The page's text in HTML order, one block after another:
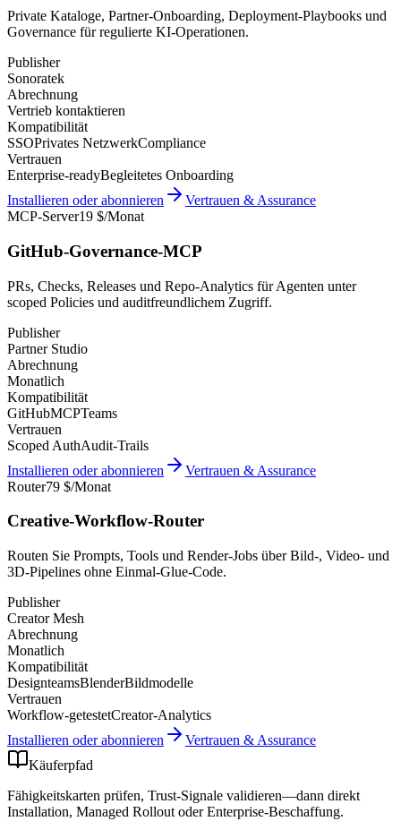
Private Kataloge, Partner-Onboarding, Deployment-Playbooks und
Governance für regulierte KI-Operationen.
Publisher
Sonoratek
Abrechnung
Vertrieb kontaktieren
Kompatibilität
SSOPrivates NetzwerkCompliance
Vertrauen
Enterprise-readyBegleitetes Onboarding
Installieren oder abonnieren
Vertrauen & Assurance
MCP-Server19 $/Monat
GitHub-Governance-MCP
PRs, Checks, Releases und Repo-Analytics für Agenten unter
scoped Policies und auditfreundlichem Zugriff.
Publisher
Partner Studio
Abrechnung
Monatlich
Kompatibilität
GitHubMCPTeams
Vertrauen
Scoped AuthAudit-Trails
Installieren oder abonnieren
Vertrauen & Assurance
Router79 $/Monat
Creative-Workflow-Router
Routen Sie Prompts, Tools und Render-Jobs über Bild-, Video- und
3D-Pipelines ohne Einmal-Glue-Code.
Publisher
Creator Mesh
Abrechnung
Monatlich
Kompatibilität
DesignteamsBlenderBildmodelle
Vertrauen
Workflow-getestetCreator-Analytics
Installieren oder abonnieren
Vertrauen & Assurance
Käuferpfad
Fähigkeitskarten prüfen, Trust-Signale validieren—dann direkt
Installation, Managed Rollout oder Enterprise-Beschaffung.